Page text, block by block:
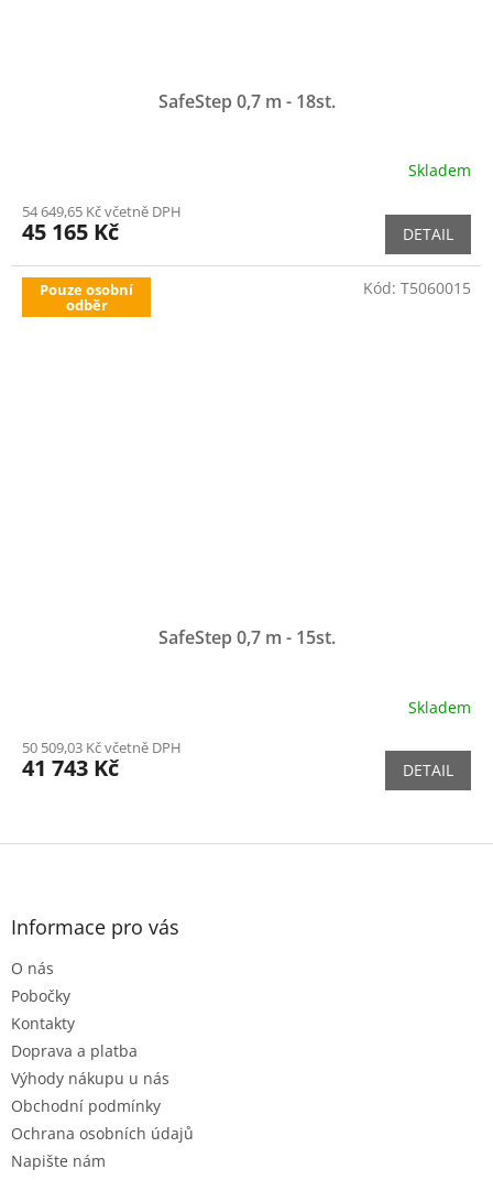
SafeStep 0,7 m - 18st.
Skladem
54 649,65 Kč včetně DPH
45 165 Kč DETAIL
Pouze osobní
odběr
SafeStep 0,7 m - 15st.
Skladem
50 509,03 Kč včetně DPH
41 743 Kč DETAIL
Kód: T5060015
Z
Informace pro vás
O nás
Pobočky
Kontakty
Doprava a platba
Výhody nákupu u nás
Obchodní podmínky
Ochrana osobních údajů
Napište nám